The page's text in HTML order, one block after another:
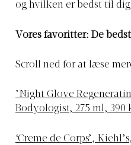
og hvilken er bedst til
Vores favoritter: De
Scroll ned for at læse
’Night Glove
Bodyologist, 275 ml, 390
‘Creme de Corps’,